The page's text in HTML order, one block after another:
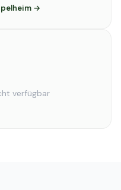
→
verfügbar